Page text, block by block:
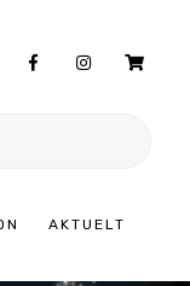
AKTUELT